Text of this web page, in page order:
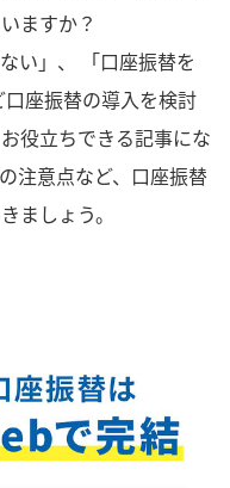
ますか？
い」、 「口座振替を
座振替の導入を検討
役立ちできる記事にな
注意点など、口座振替
ましょう。